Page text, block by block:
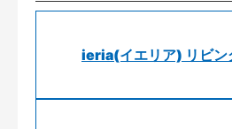
ieria(イエリア) リビン